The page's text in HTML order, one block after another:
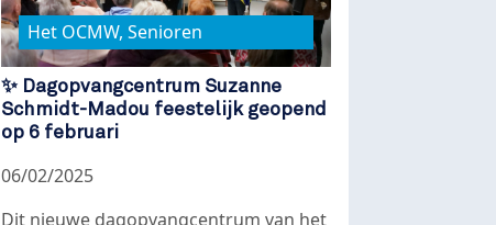
Het OCMW, Senioren
✨ Dagopvangcentrum Suzanne
Schmidt-Madou feestelijk geopend
op 6 februari
06/02/2025
Dit nieuwe dagopvangcentrum van het